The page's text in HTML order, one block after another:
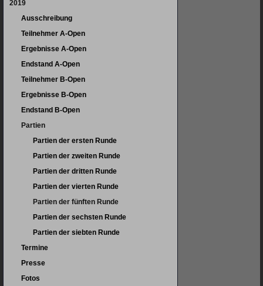
2019
Ausschreibung
Teilnehmer A-Open
Ergebnisse A-Open
Endstand A-Open
Teilnehmer B-Open
Ergebnisse B-Open
Endstand B-Open
Partien
Partien der ersten Runde
Partien der zweiten Runde
Partien der dritten Runde
Partien der vierten Runde
Partien der fünften Runde
Partien der sechsten Runde
Partien der siebten Runde
Termine
Presse
Fotos